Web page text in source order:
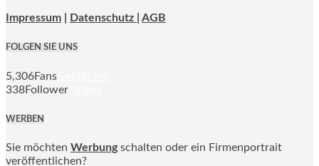
Impressum Datenschutz | AGB
FOLGEN SIE UNS
5,306Fans
338Follower
WERBEN
Sie möchten Werbung schalten oder ein Firmenportrait
veröffentlichen?